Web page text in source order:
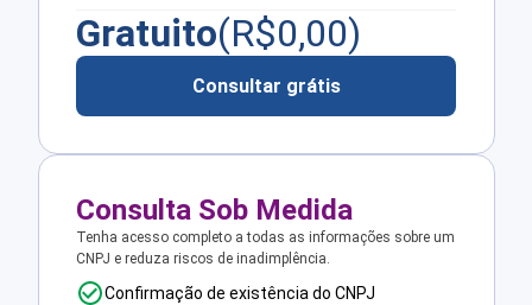
Gratuito(R$0,00)
Consultar grátis
Consulta Sob Medida
Tenha acesso completo a todas as informações sobre um
CNPJ e reduza riscos de inadimplência.
Confirmação de existência do CNPJ